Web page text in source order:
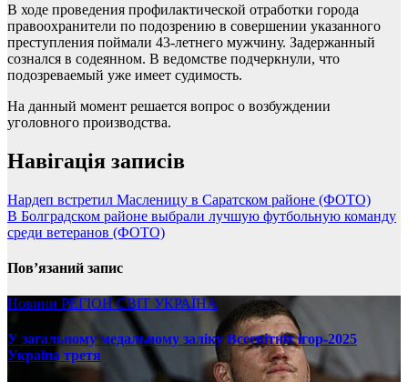
В ходе проведения профилактической отработки города
правоохранители по подозрению в совершении указанного
преступления поймали 43-летнего мужчину. Задержанный
сознался в содеянном. В ведомстве подчеркнули, что
подозреваемый уже имеет судимость.
На данный момент решается вопрос о возбуждении
уголовного производства.
Навігація записів
Нардеп встретил Масленицу в Саратском районе (ФОТО)
В Болградском районе выбрали лучшую футбольную команду
среди ветеранов (ФОТО)
Пов’язаний запис
Новини РЕГІОНСВІТ УКРАЇНА
У загальному медальному заліку Всесвітніх ігор-2025
Україна третя